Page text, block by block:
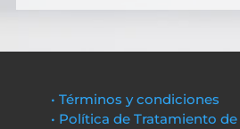
• Términos y condiciones
• Política de Tratamiento